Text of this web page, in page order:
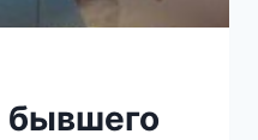
бывшего